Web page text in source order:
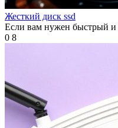
Жесткий диск ssd
Если вам нужен быстрый и
0 8